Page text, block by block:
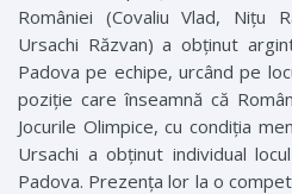
României (Covaliu Vlad, Nițu
Ursachi Răzvan) a obținut
Padova pe echipe, urcând pe
poziție care înseamnă că
Jocurile Olimpice, cu condiția
Ursachi a obținut individual
Padova. Prezența lor la o